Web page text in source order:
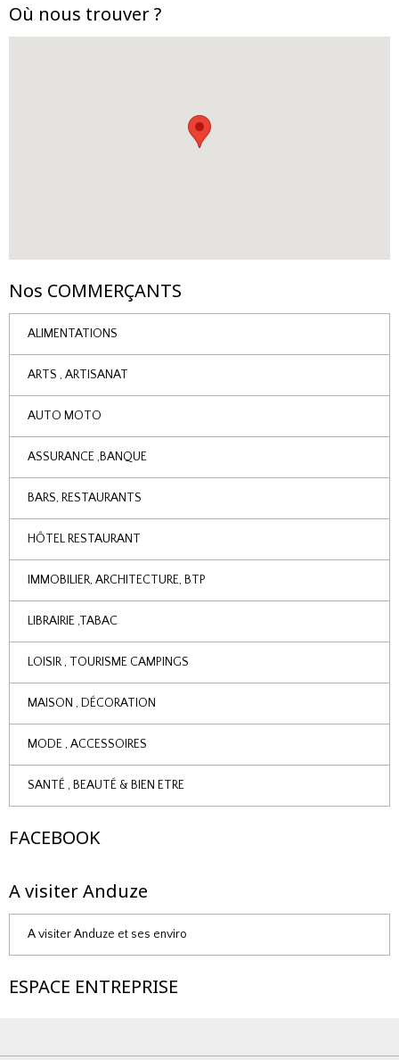
Où nous trouver ?
Nos COMMERÇANTS
ALIMENTATIONS
ARTS , ARTISANAT
AUTO MOTO
ASSURANCE ,BANQUE
BARS, RESTAURANTS
HÔTEL RESTAURANT
IMMOBILIER, ARCHITECTURE, BTP
LIBRAIRIE ,TABAC
LOISIR , TOURISME CAMPINGS
MAISON , DÉCORATION
MODE , ACCESSOIRES
SANTÉ , BEAUTÉ & BIEN ETRE
FACEBOOK
A visiter Anduze
A visiter Anduze et ses enviro
ESPACE ENTREPRISE